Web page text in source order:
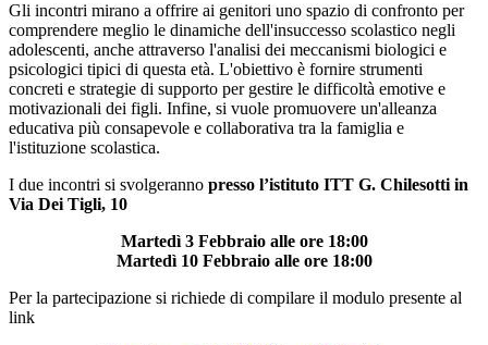
Gli incontri mirano a offrire ai genitori uno spazio di confronto per
comprendere meglio le dinamiche dell'insuccesso scolastico negli
adolescenti, anche attraverso l'analisi dei meccanismi biologici e
psicologici tipici di questa età. L'obiettivo è fornire strumenti
concreti e strategie di supporto per gestire le difficoltà emotive e
motivazionali dei figli. Infine, si vuole promuovere un'alleanza
educativa più consapevole e collaborativa tra la famiglia e
l'istituzione scolastica.
I due incontri si svolgeranno presso l’istituto ITT G. Chilesotti in
Via Dei Tigli, 10
Martedì 3 Febbraio alle ore 18:00
Martedì 10 Febbraio alle ore 18:00
Per la partecipazione si richiede di compilare il modulo presente al
link